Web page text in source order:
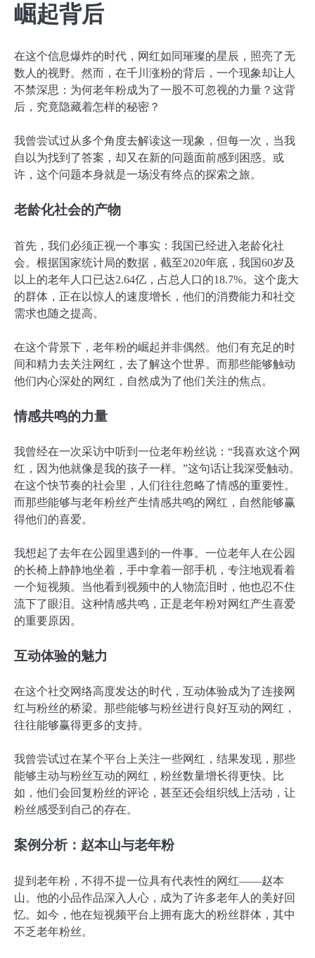
崛起背后
在这个信息爆炸的时代，网红如同璀璨的星辰，照亮了无
数人的视野。然而，在千川涨粉的背后，一个现象却让人
不禁深思：为何老年粉成为了一股不可忽视的力量？这背
后，究竟隐藏着怎样的秘密？
我曾尝试过从多个角度去解读这一现象，但每一次，当我
自以为找到了答案，却又在新的问题面前感到困惑。或
许，这个问题本身就是一场没有终点的探索之旅。
老龄化社会的产物
首先，我们必须正视一个事实：我国已经进入老龄化社
会。根据国家统计局的数据，截至2020年底，我国60岁及
以上的老年人口已达2.64亿，占总人口的18.7%。这个庞大
的群体，正在以惊人的速度增长，他们的消费能力和社交
需求也随之提高。
在这个背景下，老年粉的崛起并非偶然。他们有充足的时
间和精力去关注网红，去了解这个世界。而那些能够触动
他们内心深处的网红，自然成为了他们关注的焦点。
情感共鸣的力量
我曾经在一次采访中听到一位老年粉丝说：“我喜欢这个网
红，因为他就像是我的孩子一样。”这句话让我深受触动。
在这个快节奏的社会里，人们往往忽略了情感的重要性。
而那些能够与老年粉丝产生情感共鸣的网红，自然能够赢
得他们的喜爱。
我想起了去年在公园里遇到的一件事。一位老年人在公园
的长椅上静静地坐着，手中拿着一部手机，专注地观看着
一个短视频。当他看到视频中的人物流泪时，他也忍不住
流下了眼泪。这种情感共鸣，正是老年粉对网红产生喜爱
的重要原因。
互动体验的魅力
在这个社交网络高度发达的时代，互动体验成为了连接网
红与粉丝的桥梁。那些能够与粉丝进行良好互动的网红，
往往能够赢得更多的支持。
我曾尝试过在某个平台上关注一些网红，结果发现，那些
能够主动与粉丝互动的网红，粉丝数量增长得更快。比
如，他们会回复粉丝的评论，甚至还会组织线上活动，让
粉丝感受到自己的存在。
案例分析：赵本山与老年粉
提到老年粉，不得不提一位具有代表性的网红——赵本
山。他的小品作品深入人心，成为了许多老年人的美好回
忆。如今，他在短视频平台上拥有庞大的粉丝群体，其中
不乏老年粉丝。